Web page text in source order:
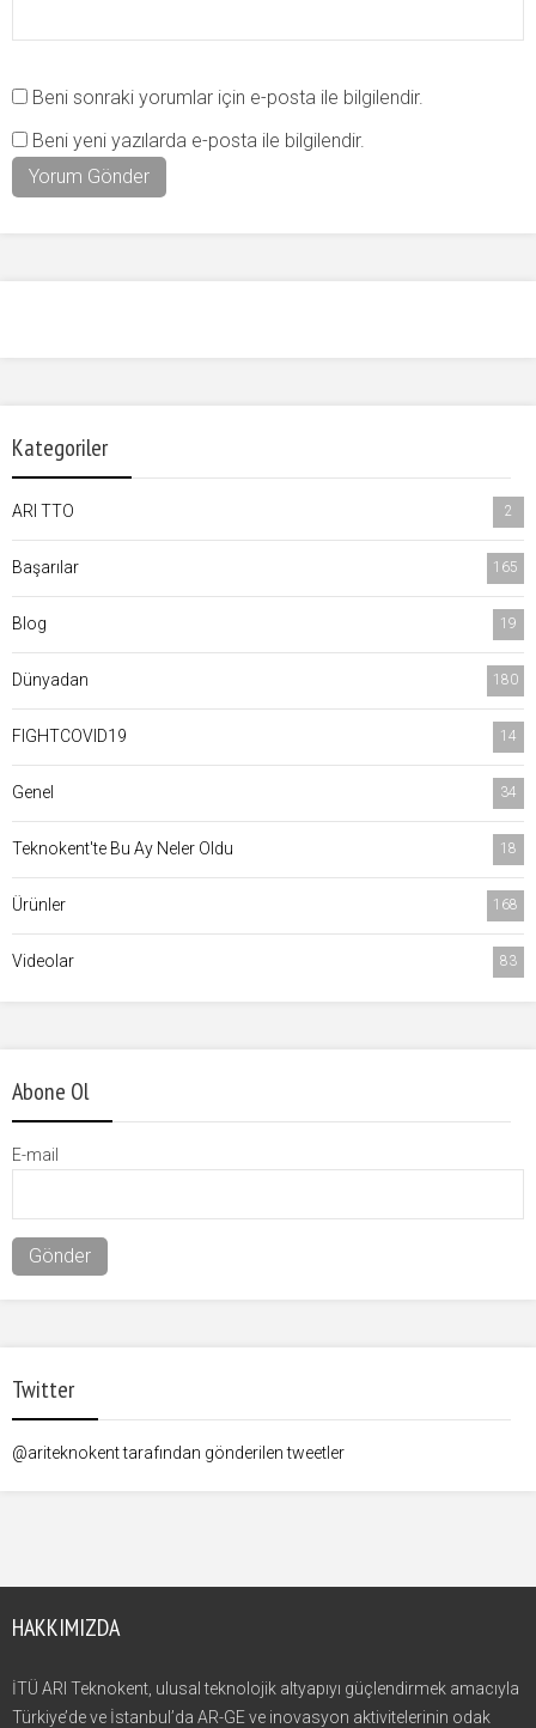
Beni sonraki yorumlar için e-posta ile bilgilendir.
Beni yeni yazılarda e-posta ile bilgilendir.
Kategoriler
ARI TTO 2
Başarılar 165
Blog 19
Dünyadan 180
FIGHTCOVID19 14
Genel 34
Teknokent'te Bu Ay Neler Oldu 18
Ürünler 168
Videolar 83
Abone Ol
E-mail
Twitter
@ariteknokent tarafından gönderilen tweetler
HAKKIMIZDA
İTÜ ARI Teknokent, ulusal teknolojik altyapıyı güçlendirmek amacıyla
Türkiye’de ve İstanbul’da AR-GE ve inovasyon aktivitelerinin odak